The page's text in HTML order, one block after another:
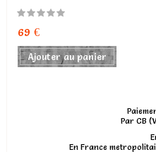
69 €
Ajouter au panier
Par CB
En France